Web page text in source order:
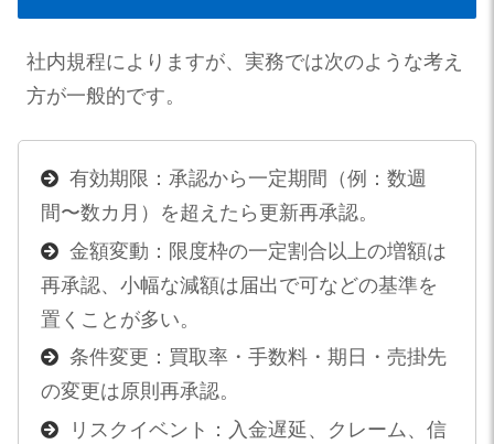
社内規程によりますが、実務では次のような考え
方が一般的です。
有効期限：承認から一定期間（例：数週
間〜数カ月）を超えたら更新再承認。
金額変動：限度枠の一定割合以上の増額は
再承認、小幅な減額は届出で可などの基準を
置くことが多い。
条件変更：買取率・手数料・期日・売掛先
の変更は原則再承認。
リスクイベント：入金遅延、クレーム、信